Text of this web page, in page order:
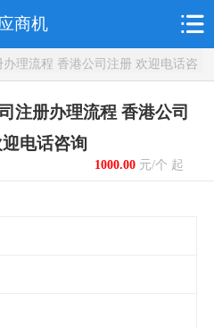
商机
理流程 香港公司注册 欢迎电话咨
注册办理流程 香港公司
电话咨询
1000.00元/个 起